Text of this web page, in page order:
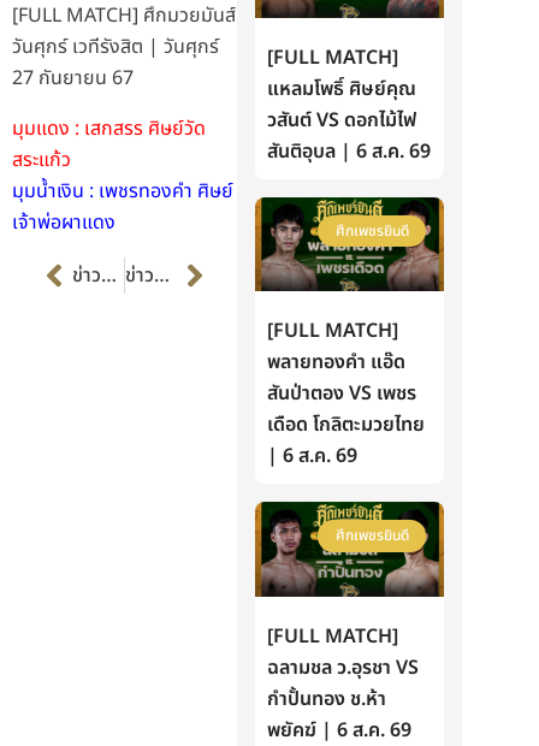
[FULL MATCH] ศึกมวยมันส์
วันศุกร์ เวทีรังสิต | วันศุกร์
27 กันยายน 67
มุมแดง : เสกสรร ศิษย์วัด
สระแก้ว
มุมน้ำเงิน : เพชรทองคำ ศิษย์
เจ้าพ่อผาแดง
Prevข่าวก่อนหน้า ข่าวต่อไป Next
[FULL MATCH]
แหลมโพธิ์ ศิษย์คุณ
วสันต์ VS ดอกไม้ไฟ
สันติอุบล | 6 ส.ค. 69
ศึกเพชรยินดี
[FULL MATCH]
พลายทองคำ แอ๊ด
สันป่าตอง VS เพชร
เดือด โกลิตะมวยไทย
| 6 ส.ค. 69
ศึกเพชรยินดี
[FULL MATCH]
ฉลามชล ว.อุรชา VS
กำปั้นทอง ช.ห้า
พยัคฆ์ | 6 ส.ค. 69